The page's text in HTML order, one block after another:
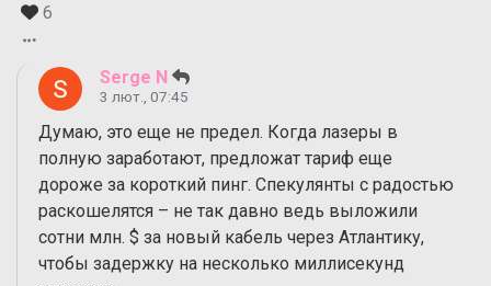
6
Serge N
3 лют., 07:45
Думаю, это еще не предел. Когда лазеры в
полную заработают, предложат тариф еще
дороже за короткий пинг. Спекулянты с радостью
раскошелятся – не так давно ведь выложили
сотни млн. $ за новый кабель через Атлантику,
чтобы задержку на несколько миллисекунд